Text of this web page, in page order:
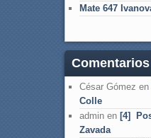
Mate 647
César Gómez en
Colle
adminen [4]
Zavada